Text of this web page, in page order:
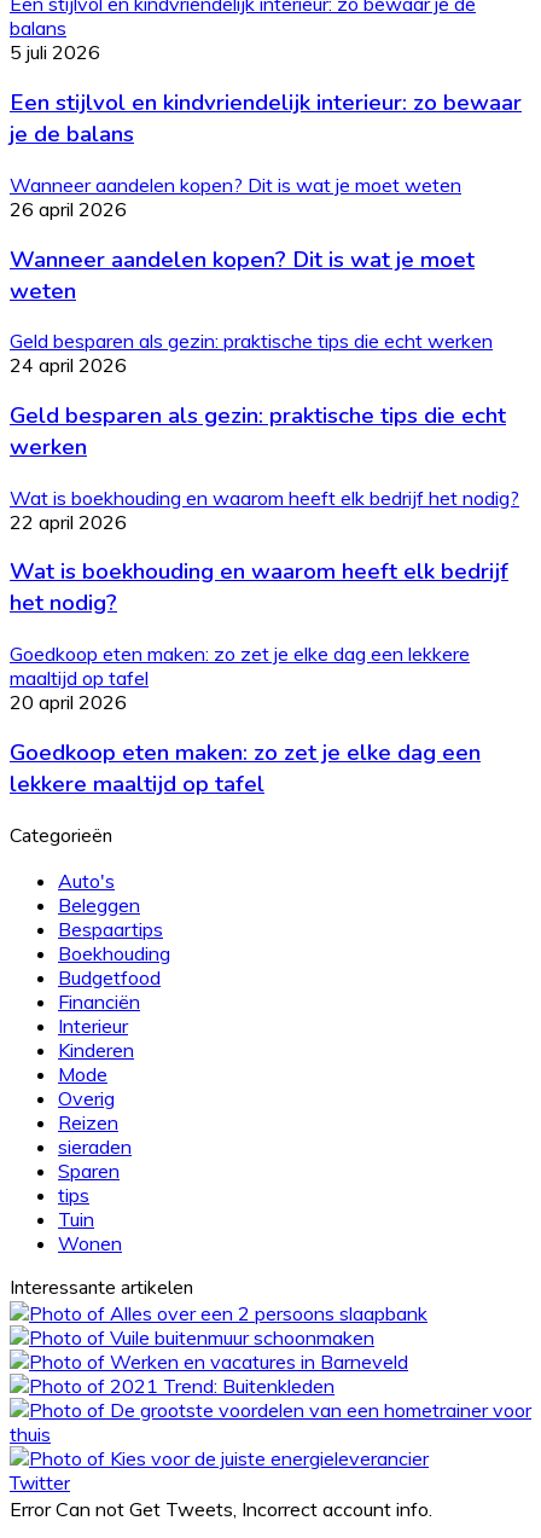
balans
5 juli 2026
Een stijlvol en kindvriendelijk interieur: zo bewaar
je de balans
Wanneer aandelen kopen? Dit is wat je moet weten
26 april 2026
Wanneer aandelen kopen? Dit is wat je moet
weten
Geld besparen als gezin: praktische tips die echt werken
24 april 2026
Geld besparen als gezin: praktische tips die echt
werken
Wat is boekhouding en waarom heeft elk bedrijf het nodig?
22 april 2026
Wat is boekhouding en waarom heeft elk bedrijf
het nodig?
Goedkoop eten maken: zo zet je elke dag een lekkere
maaltijd op tafel
20 april 2026
Goedkoop eten maken: zo zet je elke dag een
lekkere maaltijd op tafel
Categorieën
Auto's
Beleggen
Bespaartips
Boekhouding
Budgetfood
Financiën
Interieur
Kinderen
Mode
Overig
Reizen
sieraden
Sparen
tips
Tuin
Wonen
Interessante artikelen
Twitter
Error Can not Get Tweets, Incorrect account info.